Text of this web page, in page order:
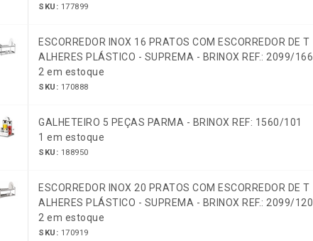
SKU: 177899
ESCORREDOR INOX 16 PRATOS COM ESCORREDOR DE T
ALHERES PLÁSTICO - SUPREMA - BRINOX REF.: 2099/166
2 em estoque
SKU: 170888
GALHETEIRO 5 PEÇAS PARMA - BRINOX REF: 1560/101
1 em estoque
SKU: 188950
ESCORREDOR INOX 20 PRATOS COM ESCORREDOR DE T
ALHERES PLÁSTICO - SUPREMA - BRINOX REF.: 2099/120
2 em estoque
SKU: 170919